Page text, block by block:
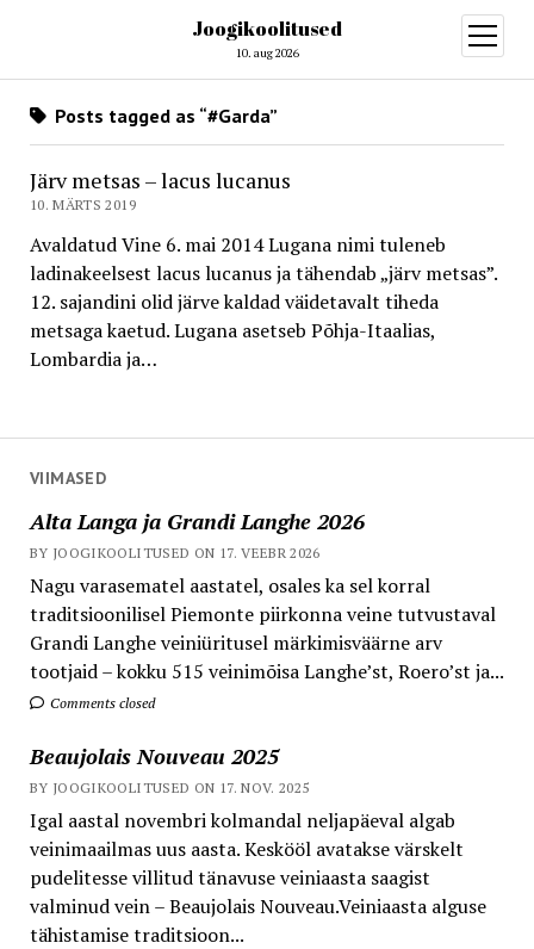
Joogikoolitused
10. aug 2026
open
menu
VIIMASED
Alta Langa ja Grandi Langhe 2026
BY JOOGIKOOLITUSED ON 17. VEEBR 2026
Nagu varasematel aastatel, osales ka sel korral
traditsioonilisel Piemonte piirkonna veine tutvustaval
Grandi Langhe veiniüritusel märkimisväärne arv
tootjaid – kokku 515 veinimõisa Langhe’st, Roero’st ja...
Comments closed
Beaujolais Nouveau 2025
BY JOOGIKOOLITUSED ON 17. NOV. 2025
Igal aastal novembri kolmandal neljapäeval algab
veinimaailmas uus aasta. Keskööl avatakse värskelt
pudelitesse villitud tänavuse veiniaasta saagist
valminud vein – Beaujolais Nouveau.Veiniaasta alguse
tähistamise traditsioon...
Posts tagged as “#Garda”
Järv metsas – lacus lucanus
10. MÄRTS 2019
Avaldatud Vine 6. mai 2014 Lugana nimi tuleneb
ladinakeelsest lacus lucanus ja tähendab „järv metsas”. 
12. sajandini olid järve kaldad väidetavalt tiheda
metsaga kaetud. Lugana asetseb Põhja-Itaalias,
Lombardia ja…